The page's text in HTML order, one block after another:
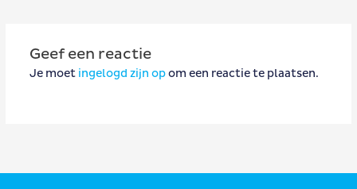
Geef een reactie
Je moet ingelogd zijn opom een reactie te plaatsen.